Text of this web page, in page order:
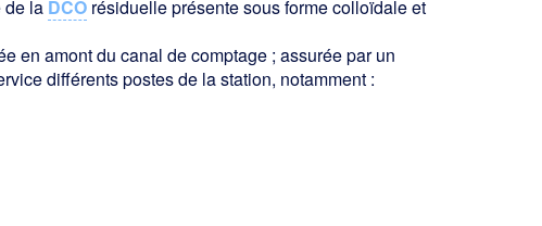
de la DCO résiduelle présente sous forme colloïdale et
en amont du canal de comptage ; assurée par un
différents postes de la station, notamment :